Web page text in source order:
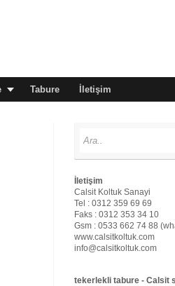
Tabure İletişim
İletişim
Calsit Koltuk Sanayi
Tel : 0312 359 69 69
Faks : 0312 353 34 10
Gsm : 0533 662 74 88
www.calsitkoltuk.com
info@calsitkoltuk.com
tekerlekli tabure - Calsit